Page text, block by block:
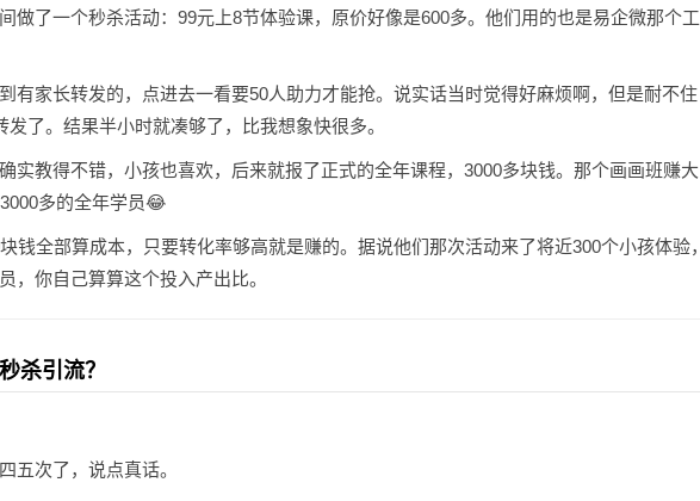
做了一个秒杀活动：99元上8节体验课，原价好像是600多。他们用的也是易企微那个工
有家长转发的，点进去一看要50人助力才能抢。说实话当时觉得好麻烦啊，但是耐不住
了。结果半小时就凑够了，比我想象快很多。
实教得不错，小孩也喜欢，后来就报了正式的全年课程，3000多块钱。那个画画班赚大
多的全年学员😂
钱全部算成本，只要转化率够高就是赚的。据说他们那次活动来了将近300个小孩体验，
，你自己算算这个投入产出比。
杀引流？
五次了，说点真话。